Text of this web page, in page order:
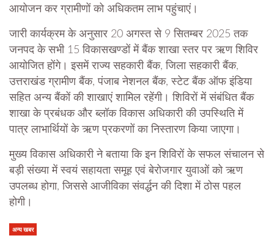
आयोजन कर ग्रामीणों को अधिकतम लाभ पहुंचाएं।
जारी कार्यक्रम के अनुसार 20 अगस्त से 9 सितम्बर 2025 तक
जनपद के सभी 15 विकासखण्डों में बैंक शाखा स्तर पर ऋण शिविर
आयोजित होंगे। इसमें राज्य सहकारी बैंक, जिला सहकारी बैंक,
उत्तराखंड ग्रामीण बैंक, पंजाब नेशनल बैंक, स्टेट बैंक ऑफ इंडिया
सहित अन्य बैंकों की शाखाएं शामिल रहेंगी। शिविरों में संबंधित बैंक
शाखा के प्रबंधक और ब्लॉक विकास अधिकारी की उपस्थिति में
पात्र लाभार्थियों के ऋण प्रकरणों का निस्तारण किया जाएगा।
मुख्य विकास अधिकारी ने बताया कि इन शिविरों के सफल संचालन से
बड़ी संख्या में स्वयं सहायता समूह एवं बेरोजगार युवाओं को ऋण
उपलब्ध होगा, जिससे आजीविका संवर्द्धन की दिशा में ठोस पहल
होगी।
अन्य खबर